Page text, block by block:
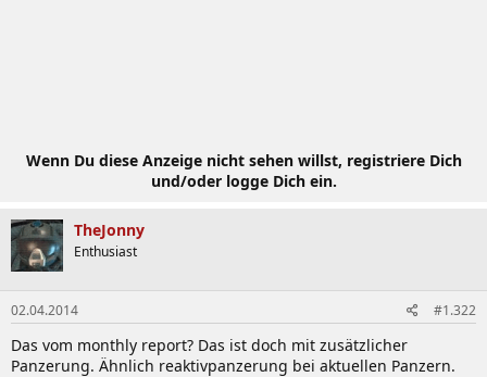
Wenn Du diese Anzeige nicht sehen willst, registriere Dich
und/oder logge Dich ein.
TheJonny
Enthusiast
02.04.2014 #1.322
Das vom monthly report? Das ist doch mit zusätzlicher
Panzerung. Ähnlich reaktivpanzerung bei aktuellen Panzern.